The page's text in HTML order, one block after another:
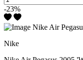
-23%
Nike